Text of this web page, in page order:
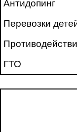
Перевозки
ГТО